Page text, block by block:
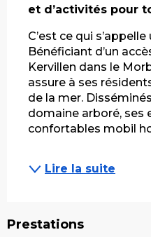
et d’activités pour
C’est ce qui
Bénéficiant d’un
Kervillen dans le
assure à ses
de la mer.
domaine arboré, ses
confortables mobil
Lire la suite
Prestations